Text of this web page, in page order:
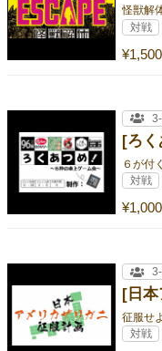
¥1,500
対戦
[ろく
６が付
¥1,000
対戦
[日本
征服せ
対戦